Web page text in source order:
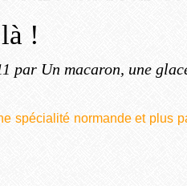
!
par Un macaron, une
spécialité normande et plus